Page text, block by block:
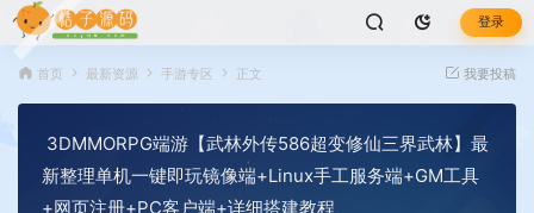
登录
首页 最新资源 手游专区 正文 我要投稿
3DMMORPG端游【武林外传586超变修仙三界武林】最
新整理单机一键即玩镜像端+Linux手工服务端+GM工具
+网页注册+PC客户端+详细搭建教程